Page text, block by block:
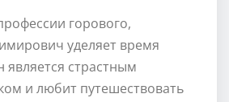
горового,
уделяет время
страстным
и любит путешествовать